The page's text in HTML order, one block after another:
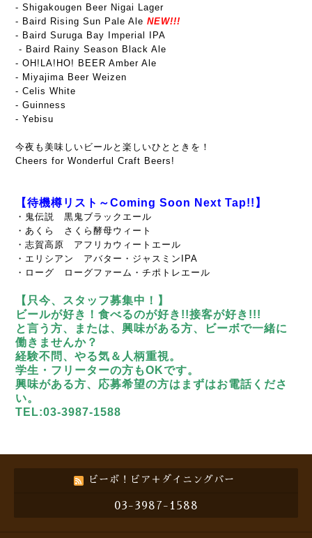
- Shigakougen Beer Nigai Lager
- Baird Rising Sun Pale Ale NEW!!!
- Baird Suruga Bay Imperial IPA
- Baird Rainy Season Black Ale
- OH!LA!HO! BEER Amber Ale
- Miyajima Beer Weizen
- Celis White
- Guinness
- Yebisu
今夜も美味しいビールと楽しいひとときを！
Cheers for Wonderful Craft Beers!
【待機樽リスト～Coming Soon Next Tap!!】
・鬼伝説 黒鬼ブラックエール
・あくら さくら酵母ウィート
・志賀高原 アフリカウィートエール
・エリシアン アバター・ジャスミンIPA
・ローグ ローグファーム・チポトレエール
【只今、スタッフ募集中！】
ビールが好き！食べるのが好き!!接客が好き!!!
と言う方、または、興味がある方、ビーボで一緒に
働きませんか？
経験不問、やる気＆人柄重視。
学生・フリーターの方もOKです。
興味がある方、応募希望の方はまずはお電話くださ
い。
TEL:03-3987-1588
ビーボ！ビア＋ダイニングバー
03-3987-1588